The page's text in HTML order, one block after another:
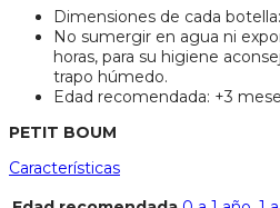
Dimensiones de cada
No sumergir en agua ni
horas, para su higiene
trapo húmedo.
Edad recomendada: +3
PETIT BOUM
Características